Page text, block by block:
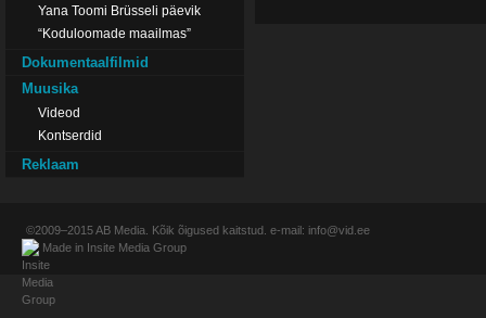
Yana Toomi Brüsseli päevik
“Koduloomade maailmas”
Dokumentaalfilmid
Muusika
Videod
Kontserdid
Reklaam
©2009–2015AB Media . Kõik õigused kaitstud. e-mail: info@vid.ee
Made in Insite Media Group